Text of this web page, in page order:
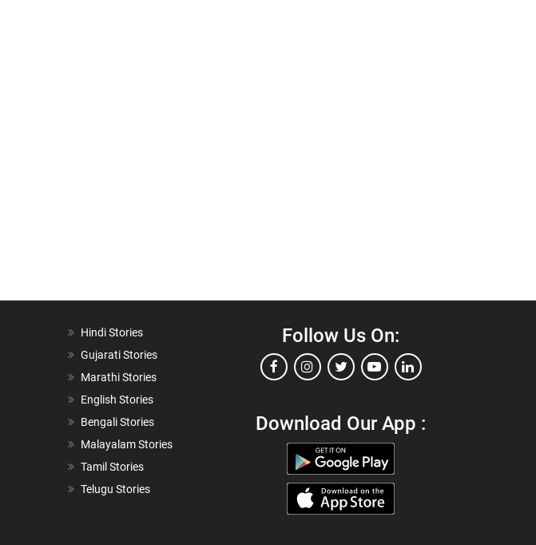
Hindi Stories
Gujarati Stories
Marathi Stories
English Stories
Bengali Stories
Malayalam Stories
Tamil Stories
Telugu Stories
Follow Us On:
Download Our App :